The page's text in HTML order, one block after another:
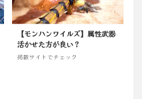
【モンハンワイルズ】属性武器
活かせた方が良い？
掲載サイトでチェック